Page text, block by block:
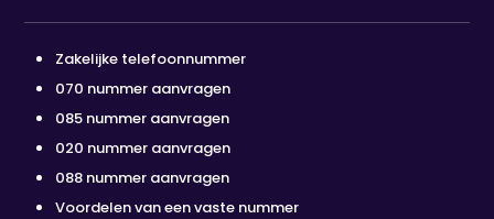
Zakelijke telefoonnummer
070 nummer aanvragen
085 nummer aanvragen
020 nummer aanvragen
088 nummer aanvragen
Voordelen van een vaste nummer